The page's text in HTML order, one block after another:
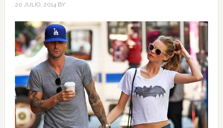
20 JULIO, 2014 BY